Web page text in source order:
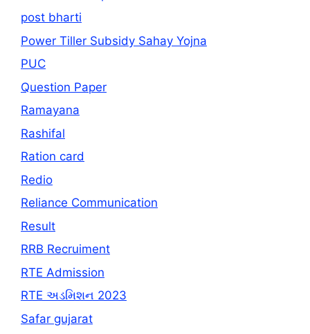
post bharti
Power Tiller Subsidy Sahay Yojna
PUC
Question Paper
Ramayana
Rashifal
Ration card
Redio
Reliance Communication
Result
RRB Recruiment
RTE Admission
RTE અડમિશન 2023
Safar gujarat